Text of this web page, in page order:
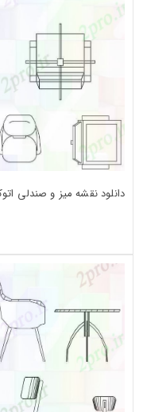
دانلود نقشه میز و صندلی